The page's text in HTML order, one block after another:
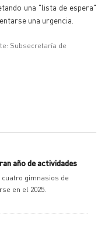
una "lista de espera"
una urgencia.
Subsecretaría de
año de actividades
gimnasios de
en el 2025.